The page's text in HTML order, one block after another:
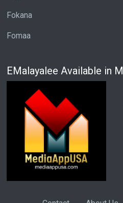
Fokana
Fomaa
EMalayalee Available in